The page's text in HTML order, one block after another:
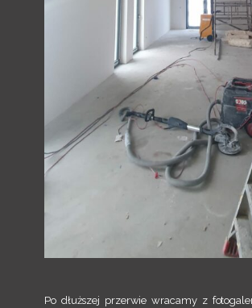
Po dłuższej przerwie wracamy z